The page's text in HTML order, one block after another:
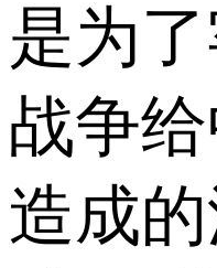
是为
战争
造成